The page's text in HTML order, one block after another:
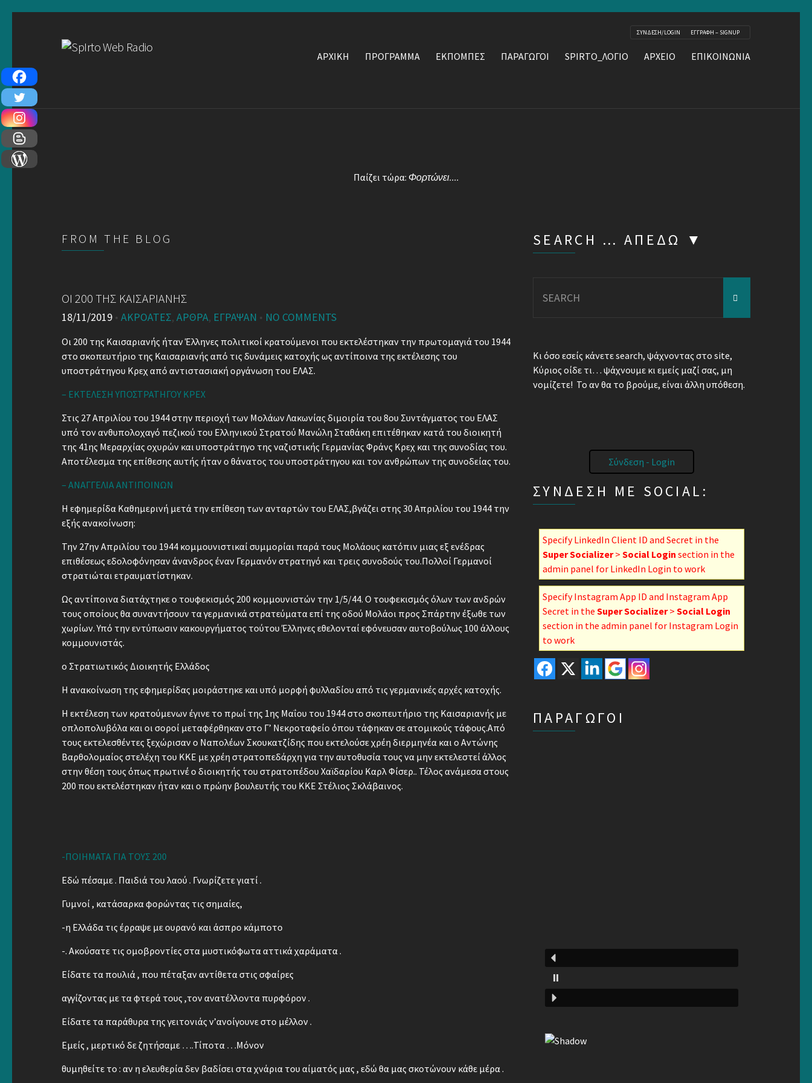
ΣΥΝΔΕΣΗ/LOGIN ΕΓΓΡΑΦΗ – SIGNUP
ΑΡΧΙΚΗ ΠΡΟΓΡΑΜΜΑ ΕΚΠΟΜΠΕΣ ΠΑΡΑΓΩΓΟΙ SPIRTO_ΛΟΓΙΟ ΑΡΧΕΙΟ ΕΠΙΚΟΙΝΩΝΙΑ
Παίζει τώρα: Φορτώνει....
FROM THE BLOG
ΟΙ 200 ΤΗΣ ΚΑΙΣΑΡΙΑΝΗΣ
18/11/2019 • ΑΚΡΟΑΤΈΣ, ΆΡΘΡΑ, ΈΓΡΑΨΑΝ • NO COMMENTS
Οι 200 της Καισαριανής ήταν Έλληνες πολιτικοί κρατούμενοι που εκτελέστηκαν την πρωτομαγιά του 1944
στο σκοπευτήριο της Καισαριανής από τις δυνάμεις κατοχής ως αντίποινα της εκτέλεσης του
υποστράτηγου Κρεχ από αντιστασιακή οργάνωση του ΕΛΑΣ.
– ΕΚΤΕΛΕΣΗ ΥΠΟΣΤΡΑΤΗΓΟΥ ΚΡΕΧ
Στις 27 Απριλίου του 1944 στην περιοχή των Μολάων Λακωνίας διμοιρία του 8ου Συντάγματος του ΕΛΑΣ
υπό τον ανθυπολοχαγό πεζικού του Ελληνικού Στρατού Μανώλη Σταθάκη επιτέθηκαν κατά του διοικητή
της 41ης Μεραρχίας οχυρών και υποστράτηγο της ναζιστικής Γερμανίας Φράνς Κρεχ και της συνοδίας του.
Αποτέλεσμα της επίθεσης αυτής ήταν ο θάνατος του υποστράτηγου και τον ανθρώπων της συνοδείας του.
– ΑΝΑΓΓΕΛΙΑ ΑΝΤΙΠΟΙΝΩΝ
Η εφημερίδα Καθημερινή μετά την επίθεση των ανταρτών του ΕΛΑΣ,βγάζει στης 30 Απριλίου του 1944 την
εξής ανακοίνωση:
Την 27ην Απριλίου του 1944 κομμουνιστικαί συμμορίαι παρά τους Μολάους κατόπιν μιας εξ ενέδρας
επιθέσεως εδολοφόνησαν άνανδρος έναν Γερμανόν στρατηγό και τρεις συνοδούς του.Πολλοί Γερμανοί
στρατιώται ετραυματίστηκαν.
Ως αντίποινα διατάχτηκε ο τουφεκισμός 200 κομμουνιστών την 1/5/44. Ο τουφεκισμός όλων των ανδρών
τους οποίους θα συναντήσουν τα γερμανικά στρατεύματα επί της οδού Μολάοι προς Σπάρτην έξωθε των
χωρίων. Υπό την εντύπωσιν κακουργήματος τούτου Έλληνες εθελονταί εφόνευσαν αυτοβούλως 100 άλλους
κομμουνιστάς.
ο Στρατιωτικός Διοικητής Ελλάδος
Η ανακοίνωση της εφημερίδας μοιράστηκε και υπό μορφή φυλλαδίου από τις γερμανικές αρχές κατοχής.
Η εκτέλεση των κρατούμενων έγινε το πρωί της 1ης Μαΐου του 1944 στο σκοπευτήριο της Καισαριανής με
οπλοπολυβόλα και οι σοροί μεταφέρθηκαν στο Γ’ Νεκροταφείο όπου τάφηκαν σε ατομικούς τάφους.Από
τους εκτελεσθέντες ξεχώρισαν ο Ναπολέων Σκουκατζίδης που εκτελούσε χρέη διερμηνέα και ο Αντώνης
Βαρθολομαίος στελέχη του ΚΚΕ με χρέη στρατοπεδάρχη για την αυτοθυσία τους να μην εκτελεστεί άλλος
στην θέση τους όπως πρωτινέ ο διοικητής του στρατοπέδου Χαϊδαρίου Καρλ Φίσερ.. Τέλος ανάμεσα στους
200 που εκτελέστηκαν ήταν και ο πρώην βουλευτής του ΚΚΕ Στέλιος Σκλάβαινος.
-ΠΟΙΗΜΑΤΑ ΓΙΑ ΤΟΥΣ 200
Εδώ πέσαμε . Παιδιά του λαού . Γνωρίζετε γιατί .
Γυμνοί , κατάσαρκα φορώντας τις σημαίες,
-η Ελλάδα τις έρραψε με ουρανό και άσπρο κάμποτο
-. Ακούσατε τις ομοβροντίες στα μυστικόφωτα αττικά χαράματα .
Είδατε τα πουλιά , που πέταξαν αντίθετα στις σφαίρες
αγγίζοντας με τα φτερά τους ,τον ανατέλλοντα πυρφόρον .
Είδατε τα παράθυρα της γειτονιάς ν’ανοίγουνε στο μέλλον .
Εμείς , μερτικό δε ζητήσαμε ….Τίποτα …Μόνον
θυμηθείτε το : αν η ελευθερία δεν βαδίσει στα χνάρια του αίματός μας , εδώ θα μας σκοτώνουν κάθε μέρα .
SEARCH … ΑΠΕΔΏ ▼
for:
Κι όσο εσείς κάνετε search, ψάχνοντας στο site,
Κύριος οίδε τι… ψάχνουμε κι εμείς μαζί σας, μη
νομίζετε! Το αν θα το βρούμε, είναι άλλη υπόθεση.
Σύνδεση - Login
ΣΎΝΔΕΣΗ ΜΕ SOCIAL:
Specify LinkedIn Client ID and Secret in the
Super Socializer> Social Login section in the
admin panel for LinkedIn Login to work
Specify Instagram App ID and Instagram App
Secret in the Super Socializer> Social Login
section in the admin panel for Instagram Login
to work
ΠΑΡΑΓΩΓΟΙ